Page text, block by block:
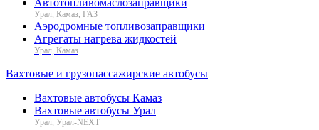
Автотопливомаслозаправщики
Урал, Камаз, ГАЗ
Аэродромные топливозаправщики
Агрегаты нагрева жидкостей
Урал, Камаз
Вахтовые и грузопассажирские автобусы
Вахтовые автобусы Камаз
Вахтовые автобусы Урал
Урал, Урал-NEXT